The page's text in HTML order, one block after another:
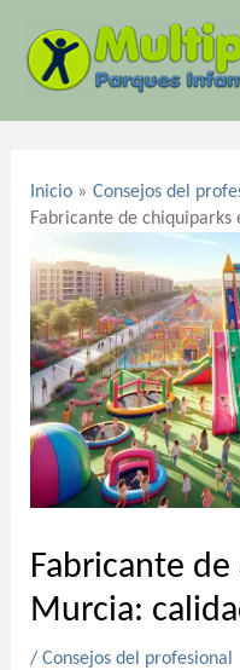
contenido
Inicio
Consejos del
Fabricante de
Fabricante
Murcia:
/ Consejos del profesional
entradas